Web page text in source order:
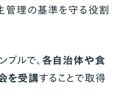
管理の基準を守る役割
ルで、 各自治体や食
を受講することで取得